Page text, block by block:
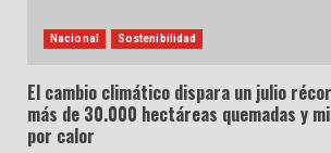
Nacional Sostenibilidad
El cambio climático dispara un julio
más de 30.000 hectáreas quemadas y
por calor